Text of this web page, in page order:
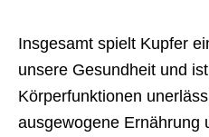
Insgesamt spielt Kupfer
unsere Gesundheit und
Körperfunktionen
ausgewogene Ernährung